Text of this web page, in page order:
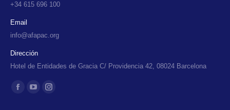
+34 615 696 100
Email
info@afapac.org
Dirección
Hotel de Entidades de Gracia C/ Providencia 42, 08024 Barcelona
Encuéntranos en:
FacebookYouTubeInstagram